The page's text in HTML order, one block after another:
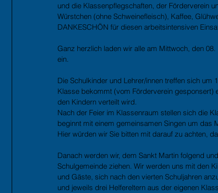
und die Klassenpflegschaften, der Förderverein
Würstchen (ohne Schweinefleisch), Kaffee,
DANKESCHÖN für diesen arbeitsintensiven
Ganz herzlich laden wir alle am Mittwoch, den
ein.
Die Schulkinder und Lehrer/innen treffen sich
Klasse bekommt (vom Förderverein gesponsert)
den Kindern verteilt wird.
Nach der Feier im Klassenraum stellen sich die
beginnt mit einem gemeinsamen Singen um
Hier würden wir Sie bitten mit darauf zu achten,
Danach werden wir, dem Sankt Martin folgend
Schulgemeinde ziehen. Wir werden uns mit den
und Gäste, sich nach den vierten Schuljahren
und jeweils drei Helfereltern aus der eigenen